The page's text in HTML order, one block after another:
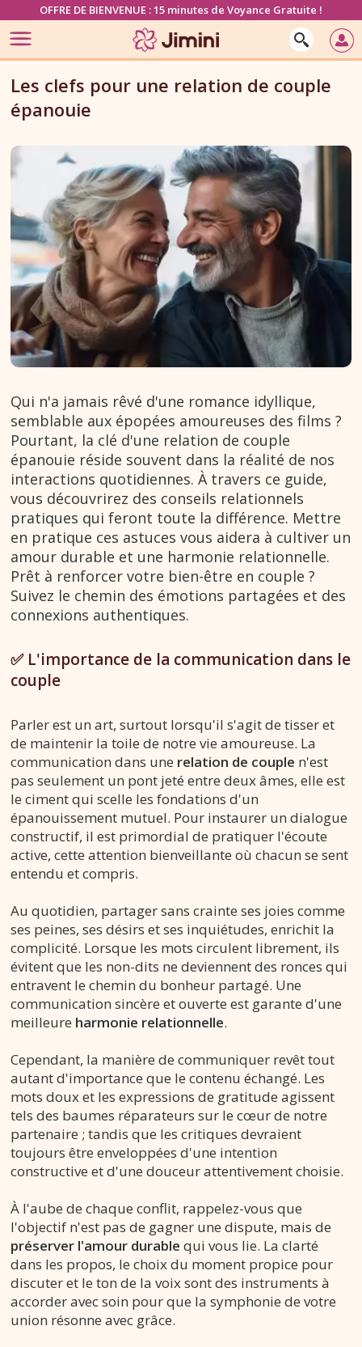
OFFRE DE BIENVENUE : 15 minutes de Voyance Gratuite !
Les clefs pour une relation de couple
épanouie
Qui n'a jamais rêvé d'une romance idyllique,
semblable aux épopées amoureuses des films ?
Pourtant, la clé d'une relation de couple
épanouie réside souvent dans la réalité de nos
interactions quotidiennes. À travers ce guide,
vous découvrirez des conseils relationnels
pratiques qui feront toute la différence. Mettre
en pratique ces astuces vous aidera à cultiver un
amour durable et une harmonie relationnelle.
Prêt à renforcer votre bien-être en couple ?
Suivez le chemin des émotions partagées et des
connexions authentiques.
✅ L'importance de la communication dans le
couple
Parler est un art, surtout lorsqu'il s'agit de tisser et
de maintenir la toile de notre vie amoureuse. La
communication dans une relation de couple n'est
pas seulement un pont jeté entre deux âmes, elle est
le ciment qui scelle les fondations d'un
épanouissement mutuel. Pour instaurer un dialogue
constructif, il est primordial de pratiquer l'écoute
active, cette attention bienveillante oùchacun se sent
entendu et compris.
Au quotidien, partager sans crainte ses joies comme
ses peines, ses désirs et ses inquiétudes, enrichit la
complicité. Lorsque les mots circulent librement, ils
évitent que les non-dits ne deviennent des ronces qui
entravent le chemin du bonheur partagé. Une
communication sincère et ouverte est garante d'une
meilleure harmonie relationnelle.
Cependant, la manière de communiquer revêt tout
autant d'importance que le contenu échangé. Les
mots doux et les expressions de gratitude agissent
tels des baumes réparateurs sur le cœur de notre
partenaire ; tandis que les critiques devraient
toujours être enveloppées d'une intention
constructive et d'une douceur attentivement choisie.
À l'aube de chaque conflit, rappelez-vous que
l'objectif n'est pas de gagner une dispute, mais de
préserver l'amour durable qui vous lie. La clarté
dans les propos, le choix du moment propice pour
discuter et le ton de la voix sont des instruments à
accorder avec soin pour que la symphonie de votre
union résonne avec grâce.